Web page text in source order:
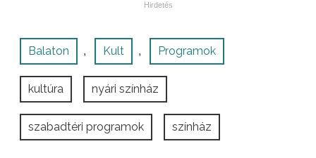
Balaton , Kult , Programok
kultúra nyári színház
szabadtéri programok színház